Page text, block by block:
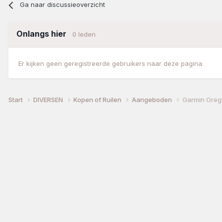
Ga naar discussieoverzicht
Onlangs hier 0 leden
Er kijken geen geregistreerde gebruikers naar deze pagina.
Start DIVERSEN Kopen of Ruilen Aangeboden Garmin